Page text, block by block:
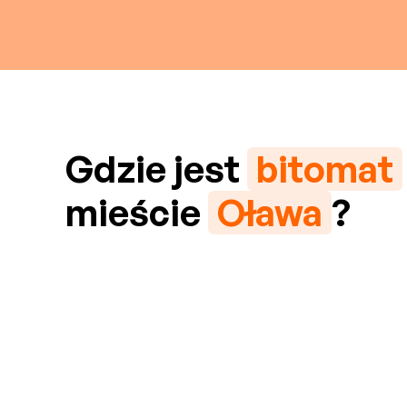
Gdzie jest bitomat
mieście Oława ?